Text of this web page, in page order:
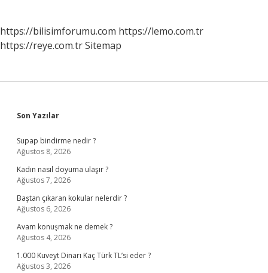
https://bilisimforumu.com https://lemo.com.tr
https://reye.com.trSitemap
Sidebar
Son Yazılar
Supap bindirme nedir ?
Ağustos 8, 2026
Kadın nasıl doyuma ulaşır ?
Ağustos 7, 2026
Baştan çıkaran kokular nelerdir ?
Ağustos 6, 2026
Avam konuşmak ne demek ?
Ağustos 4, 2026
1.000 Kuveyt Dinarı Kaç Türk TL’si eder ?
Ağustos 3, 2026